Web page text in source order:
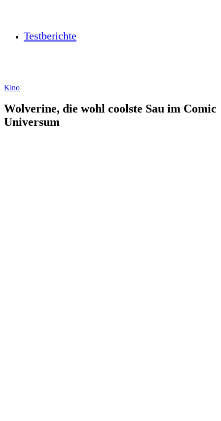
Testberichte
Kino
Wolverine, die wohl coolste Sau im Comic
Universum